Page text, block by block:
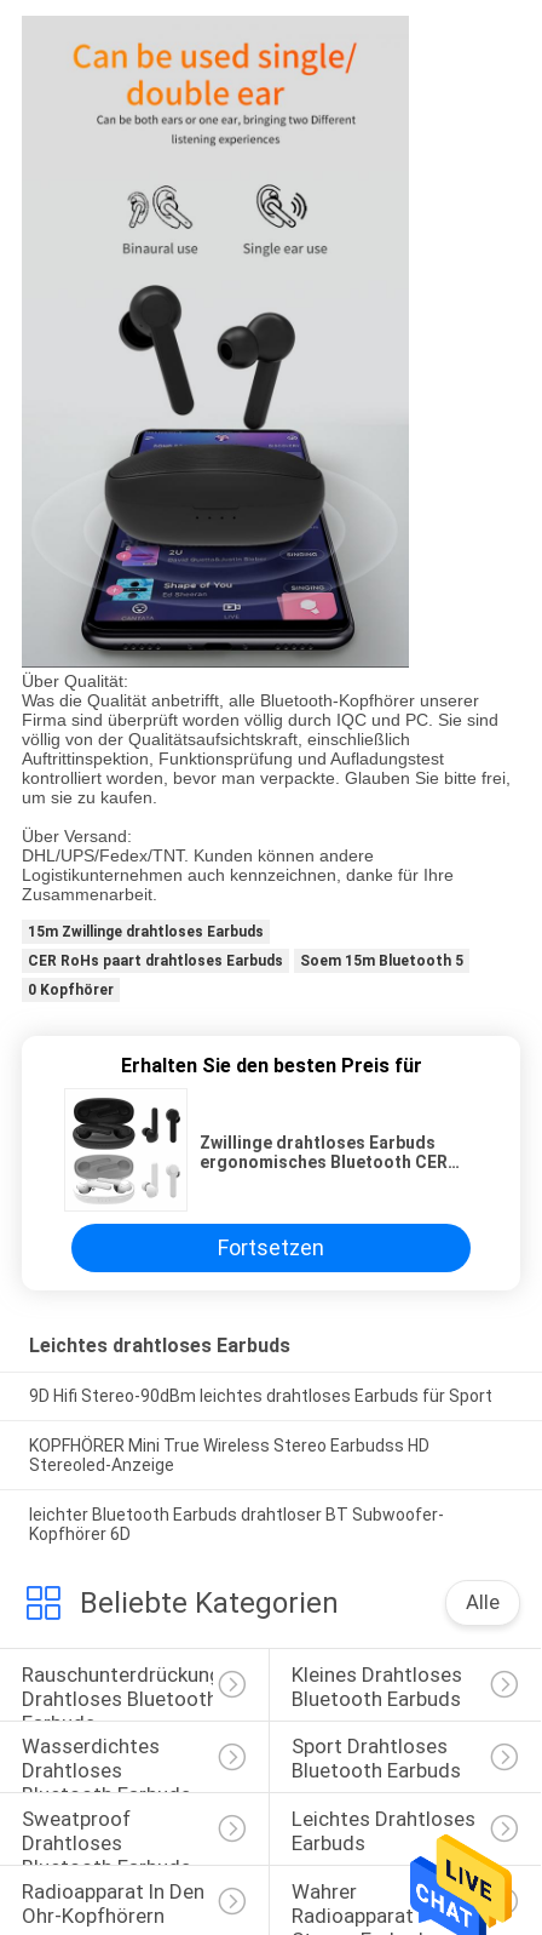
Über Qualität:
Was die Qualität anbetrifft, alle Bluetooth-Kopfhörer unserer
Firma sind überprüft worden völlig durch IQC und PC. Sie sind
völlig von der Qualitätsaufsichtskraft, einschließlich
Auftrittinspektion, Funktionsprüfung und Aufladungstest
kontrolliert worden, bevor man verpackte. Glauben Sie bitte frei,
um sie zu kaufen.
Über Versand:
DHL/UPS/Fedex/TNT. Kunden können andere
Logistikunternehmen auch kennzeichnen, danke für Ihre
Zusammenarbeit.
15m Zwillinge drahtloses Earbuds
CER RoHs paart drahtloses Earbuds
Soem 15m Bluetooth 5
0 Kopfhörer
Erhalten Sie den besten Preis für
Zwillinge drahtloses Earbuds
ergonomisches Bluetooth CER
Fortsetzen
Leichtes drahtloses Earbuds
9D Hifi Stereo-90dBm leichtes drahtloses Earbuds für Sport
KOPFHÖRER Mini True Wireless Stereo Earbudss HD
Stereoled-Anzeige
leichter Bluetooth Earbuds drahtloser BT Subwoofer-
Kopfhörer 6D
Beliebte Kategorien Alle
Rauschunterdrückung
Drahtloses Bluetooth
Earbuds
Kleines Drahtloses
Bluetooth Earbuds
Wasserdichtes
Drahtloses
Bluetooth Earbuds
Sport Drahtloses
Bluetooth Earbuds
Sweatproof
Drahtloses
Bluetooth Earbuds
Leichtes Drahtloses
Earbuds
Radioapparat In Den
Ohr-Kopfhörern
Wahrer
Radioapparat